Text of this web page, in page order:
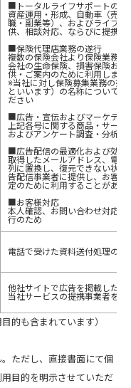
■トータルライフサポートの提
資産運用・形成、自動車（売
職・副業等）、およびライフ
供、相談対応、ならびに提携
■保険代理店業務の遂行
複数の保険会社より保険業務
会社の生命保険、損害保険お
供・ご案内のために利用します
※当社に対し保険募集業務の委
といいます）の名称については
ださい
■広告・宣伝およびマーケティ
上記各号に関する商品・サー
およびアンケート調査・分析の
■広告配信の最適化および効果
取得したメールアドレス、電
列に置換し、復元できない状
告配信事業者に提供し、お客
定のために利用することがあり
■お客様対応
本人確認、お問い合わせ対応
行のため
電話で受けた資料送付処理のた
他社サイトで広告を掲載した際
当社サービスの提携事業者を
的も含まれています）
ただし、直接書面にて個
目的を明示させていただ